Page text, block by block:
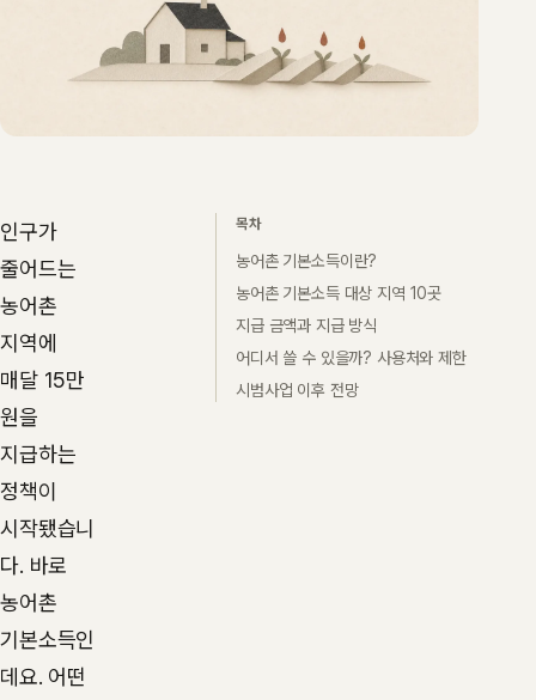
인구가
줄어드는
농어촌
지역에
매달 15만
원을
지급하는
정책이
시작됐습니
다. 바로
농어촌
기본소득인
데요. 어떤
목차
농어촌 기본소득이란?
농어촌 기본소득 대상 지역 10곳
지급 금액과 지급 방식
어디서 쓸 수 있을까? 사용처와 제한
시범사업 이후 전망